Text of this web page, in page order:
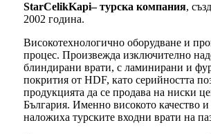
StarCelikKapi– турска компания,
2002 година.
Високотехнологично оборудване и
процес. Произвежда изключително
блиндирани врати, с ламинирани и
покрития от HDF, като серийността
продукцията да се продава на ниски
България. Именно високото качество
наложиха турските входни врати на